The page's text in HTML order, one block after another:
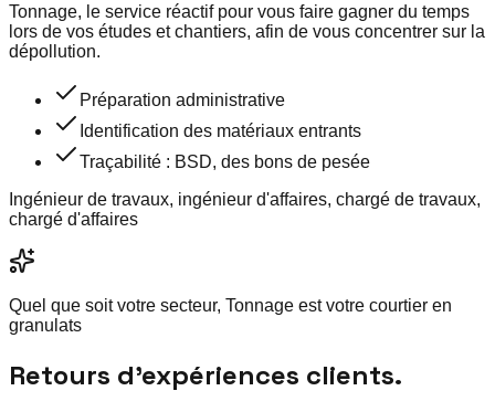
Tonnage, le service réactif pour vous faire gagner du temps
lors de vos études et chantiers, afin de vous concentrer sur la
dépollution.
Préparation administrative
Identification des matériaux entrants
Traçabilité : BSD, des bons de pesée
Ingénieur de travaux, ingénieur d'affaires, chargé de travaux,
chargé d'affaires
Quel que soit votre secteur, Tonnage est votre courtier en
granulats
Retours d’expériences clients.